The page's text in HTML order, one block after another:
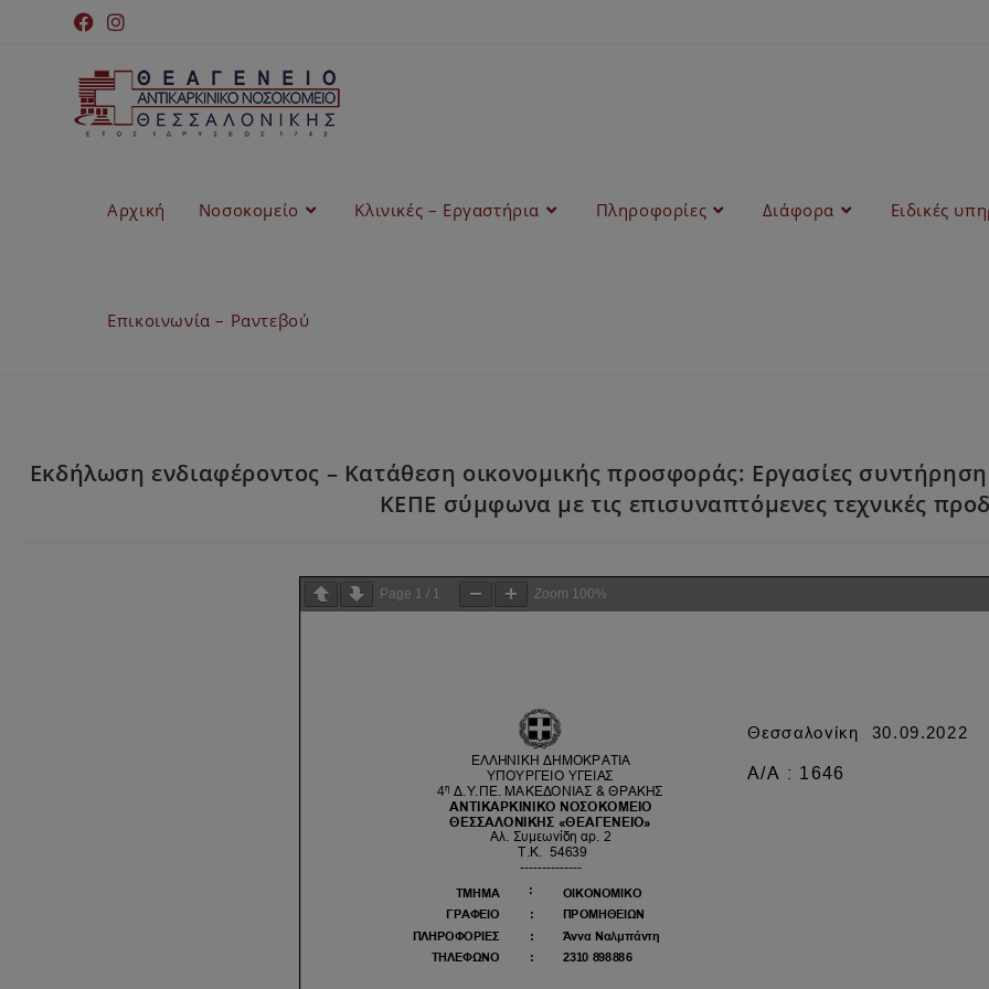
Αρχική Νοσοκομείο Κλινικές – Εργαστήρια Πληροφορίες Διάφορα Ειδικές
Επικοινωνία – Ραντεβού
Εκδήλωση ενδιαφέροντος – Κατάθεση οικονομικής προσφοράς: Εργασίες
ΚΕΠΕ σύμφωνα με τις επισυναπτόμενες τεχνικές
Page 1 / 1 Zoom 100%